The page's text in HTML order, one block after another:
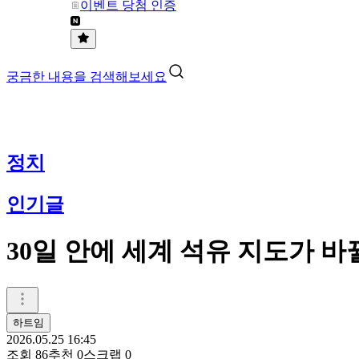
이벤트 당첨 인증
궁금한 내용을 검색해보세요
정치
인기글
30일 안에 세계 석유 지도가 바
하트임
2026.05.25 16:45
조회 86추천 0스크랩 0